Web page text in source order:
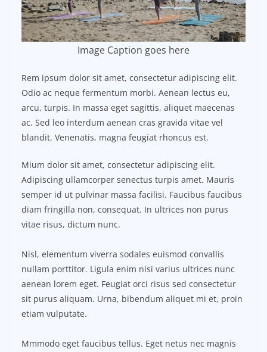
Image Caption goes here
Rem ipsum dolor sit amet, consectetur adipiscing elit.
Odio ac neque fermentum morbi. Aenean lectus eu,
arcu, turpis. In massa eget sagittis, aliquet maecenas
ac. Sed leo interdum aenean cras gravida vitae vel
blandit. Venenatis, magna feugiat rhoncus est.
Mium dolor sit amet, consectetur adipiscing elit.
Adipiscing ullamcorper senectus turpis amet. Mauris
semper id ut pulvinar massa facilisi. Faucibus faucibus
diam fringilla non, consequat. In ultrices non purus
vitae risus, dictum nunc.
Nisl, elementum viverra sodales euismod convallis
nullam porttitor. Ligula enim nisi varius ultrices nunc
aenean lorem eget. Feugiat orci risus sed consectetur
sit purus aliquam. Urna, bibendum aliquet mi et, proin
etiam vulputate.
Mmmodo eget faucibus tellus. Eget netus nec magnis